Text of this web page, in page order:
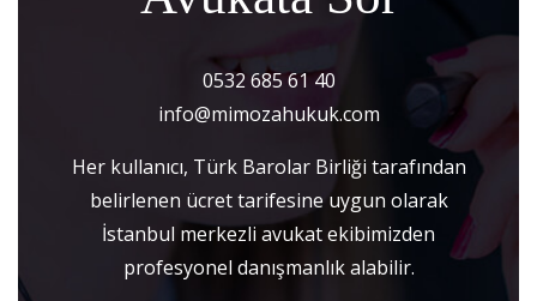
0532 685 61 40
info@mimozahukuk.com
Her kullanıcı, Türk Barolar Birliği tarafından
belirlenen ücret tarifesine uygun olarak
İstanbul merkezli avukat ekibimizden
profesyonel danışmanlık alabilir.